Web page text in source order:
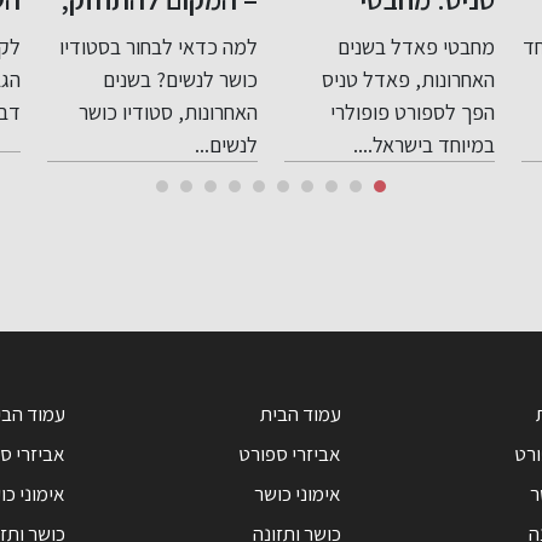
לעצב את הגוף
ולהרגיש חלק
מקהילה תומכת
למה כדאי לבחור בסטודיו
כושר לנשים? בשנים
האחרונות, סטודיו כושר
לנשים...
שכדאי לדעת על
יוגורט ומתכונים -
באדיבות חלי ממן
לקראת חג השבועות חג
דברים שכדאי לדעת...
עמוד הבית
אביזרי ספורט
אימוני כושר
כושר ותזונה
עמוד
אביזרי
אימוני
כושר